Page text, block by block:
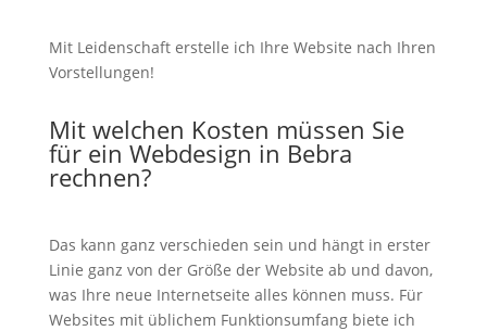
Mit Leidenschaft erstelle ich Ihre Website nach Ihren
Vorstellungen!
Mit welchen Kosten müssen Sie
für ein Webdesign in Bebra
rechnen?
Das kann ganz verschieden sein und hängt in erster
Linie ganz von der Größe der Website ab und davon,
was Ihre neue Internetseite alles können muss. Für
Websites mit üblichem Funktionsumfang biete ich